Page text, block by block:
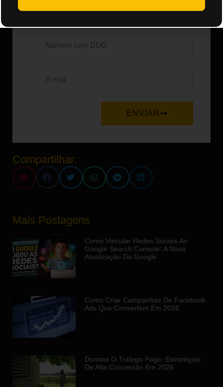
ENVIAR
Compartilhar:
Mais Postagens
Como Vincular Redes Sociais Ao
Google Search Console: A Nova
Atualização Do Google
Como Criar Campanhas De Facebook
Ads Que Convertem Em 2026
Domine O Tráfego Pago: Estratégias
De Alta Conversão Em 2026